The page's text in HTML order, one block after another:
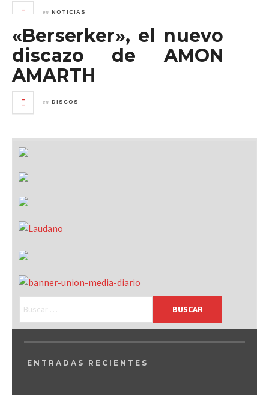
en NOTICIAS
«Berserker», el nuevo
discazo de AMON
AMARTH
en DISCOS
ENTRADAS RECIENTES